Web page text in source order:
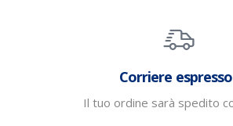
Corriere espresso
Il tuo ordine sarà spedito